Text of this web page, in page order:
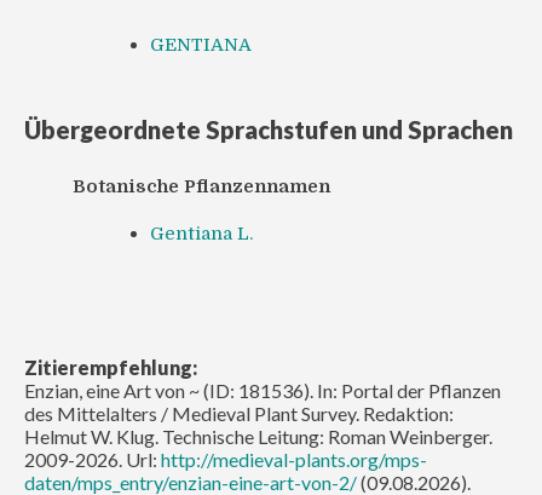
GENTIANA
Übergeordnete Sprachstufen und Sprachen
Botanische Pflanzennamen
Gentiana L.
Zitierempfehlung:
Enzian, eine Art von ~ (ID: 181536). In: Portal der Pflanzen
des Mittelalters / Medieval Plant Survey. Redaktion:
Helmut W. Klug. Technische Leitung: Roman Weinberger.
2009-2026. Url: http://medieval-plants.org/mps-
daten/mps_entry/enzian-eine-art-von-2/(09.08.2026).